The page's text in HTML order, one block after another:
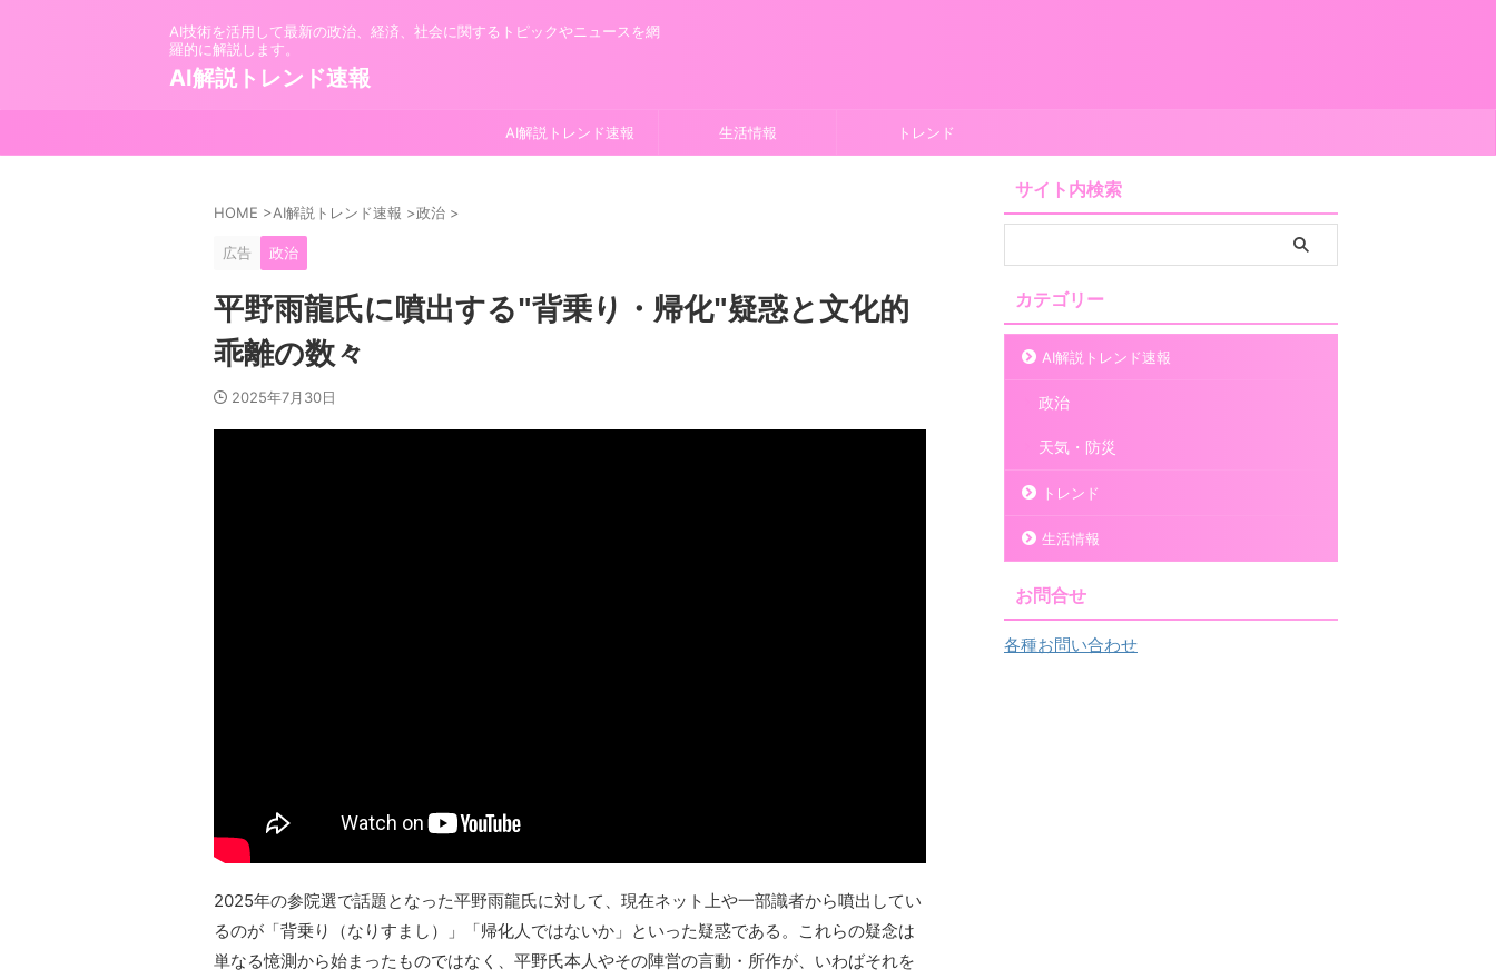
AI技術を活用して最新の政治、経済、社会に関するトピックやニュースを網
羅的に解説します。
AI解説トレンド速報
AI解説トレンド速報 生活情報 トレンド
HOME >AI解説トレンド速報 >政治 >
広告 政治
平野雨龍氏に噴出する"背乗り・帰化"疑惑と文化的
乖離の数々
2025年7月30日
2025年の参院選で話題となった平野雨龍氏に対して、現在ネット上や一部識者から噴出してい
るのが「背乗り（なりすまし）」「帰化人ではないか」といった疑惑である。これらの疑念は
単なる憶測から始まったものではなく、平野氏本人やその陣営の言動・所作が、いわばそれを
サイト内検索
カテゴリー
AI解説トレンド速報
政治
天気・防災
トレンド
生活情報
お問合せ
各種お問い合わせ